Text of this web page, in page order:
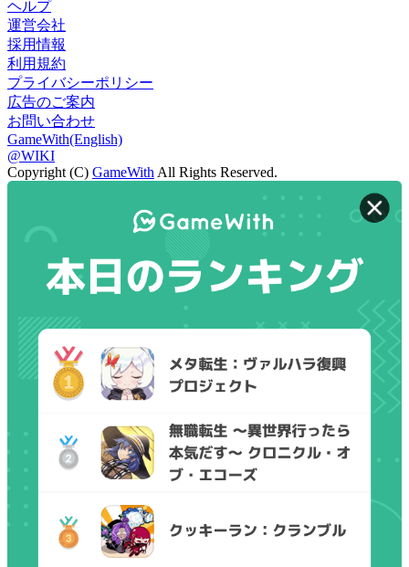
ヘルプ
運営会社
採用情報
利用規約
プライバシーポリシー
広告のご案内
お問い合わせ
GameWith(English)
@WIKI
Copyright (C) GameWith All Rights Reserved.